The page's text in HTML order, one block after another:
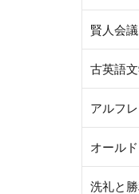
賢人会議
古英語
アルフ
オール
洗礼と